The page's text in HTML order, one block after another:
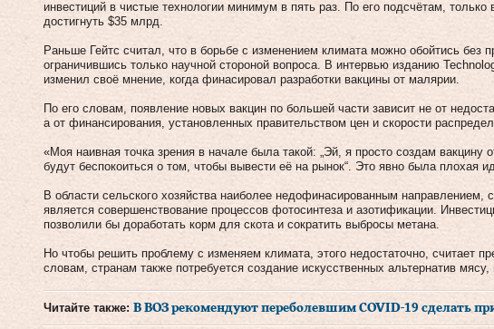
инвестиций в чистые технологии минимум в пять раз. По его подсчётам,
достигнуть $35 млрд.
Раньше Гейтс считал, что в борьбе с изменением климата можно обойтись без
ограничившись только научной стороной вопроса. В интервью изданию
изменил своё мнение, когда финасировал разработки вакцины от малярии.
По его словам, появление новых вакцин по большей части зависит не от
а от финансирования, установленных правительством цен и скорости
«Моя наивная точка зрения в начале была такой: „Эй, я просто создам вакцину
будут беспокоиться о том, чтобы вывести её на рынок“. Это явно была плохая
В области сельского хозяйства наиболее недофинасированным направлением, с
является совершенствование процессов фотосинтеза и азотификации.
позволили бы доработать корм для скота и сократить выбросы метана.
Но чтобы решить проблему с изменяем климата, этого недостаточно, считает
словам, странам также потребуется создание искусственных альтернатив мясу,
Читайте также: В ВОЗ рекомендуют переболевшим COVID-19 сделать